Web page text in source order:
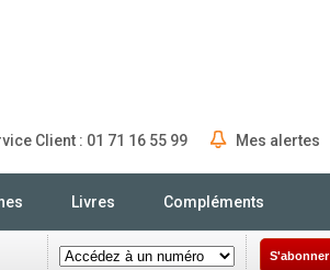
Client : 01 71 16 55 99 Mes alertes
Livres Compléments
S'abonner